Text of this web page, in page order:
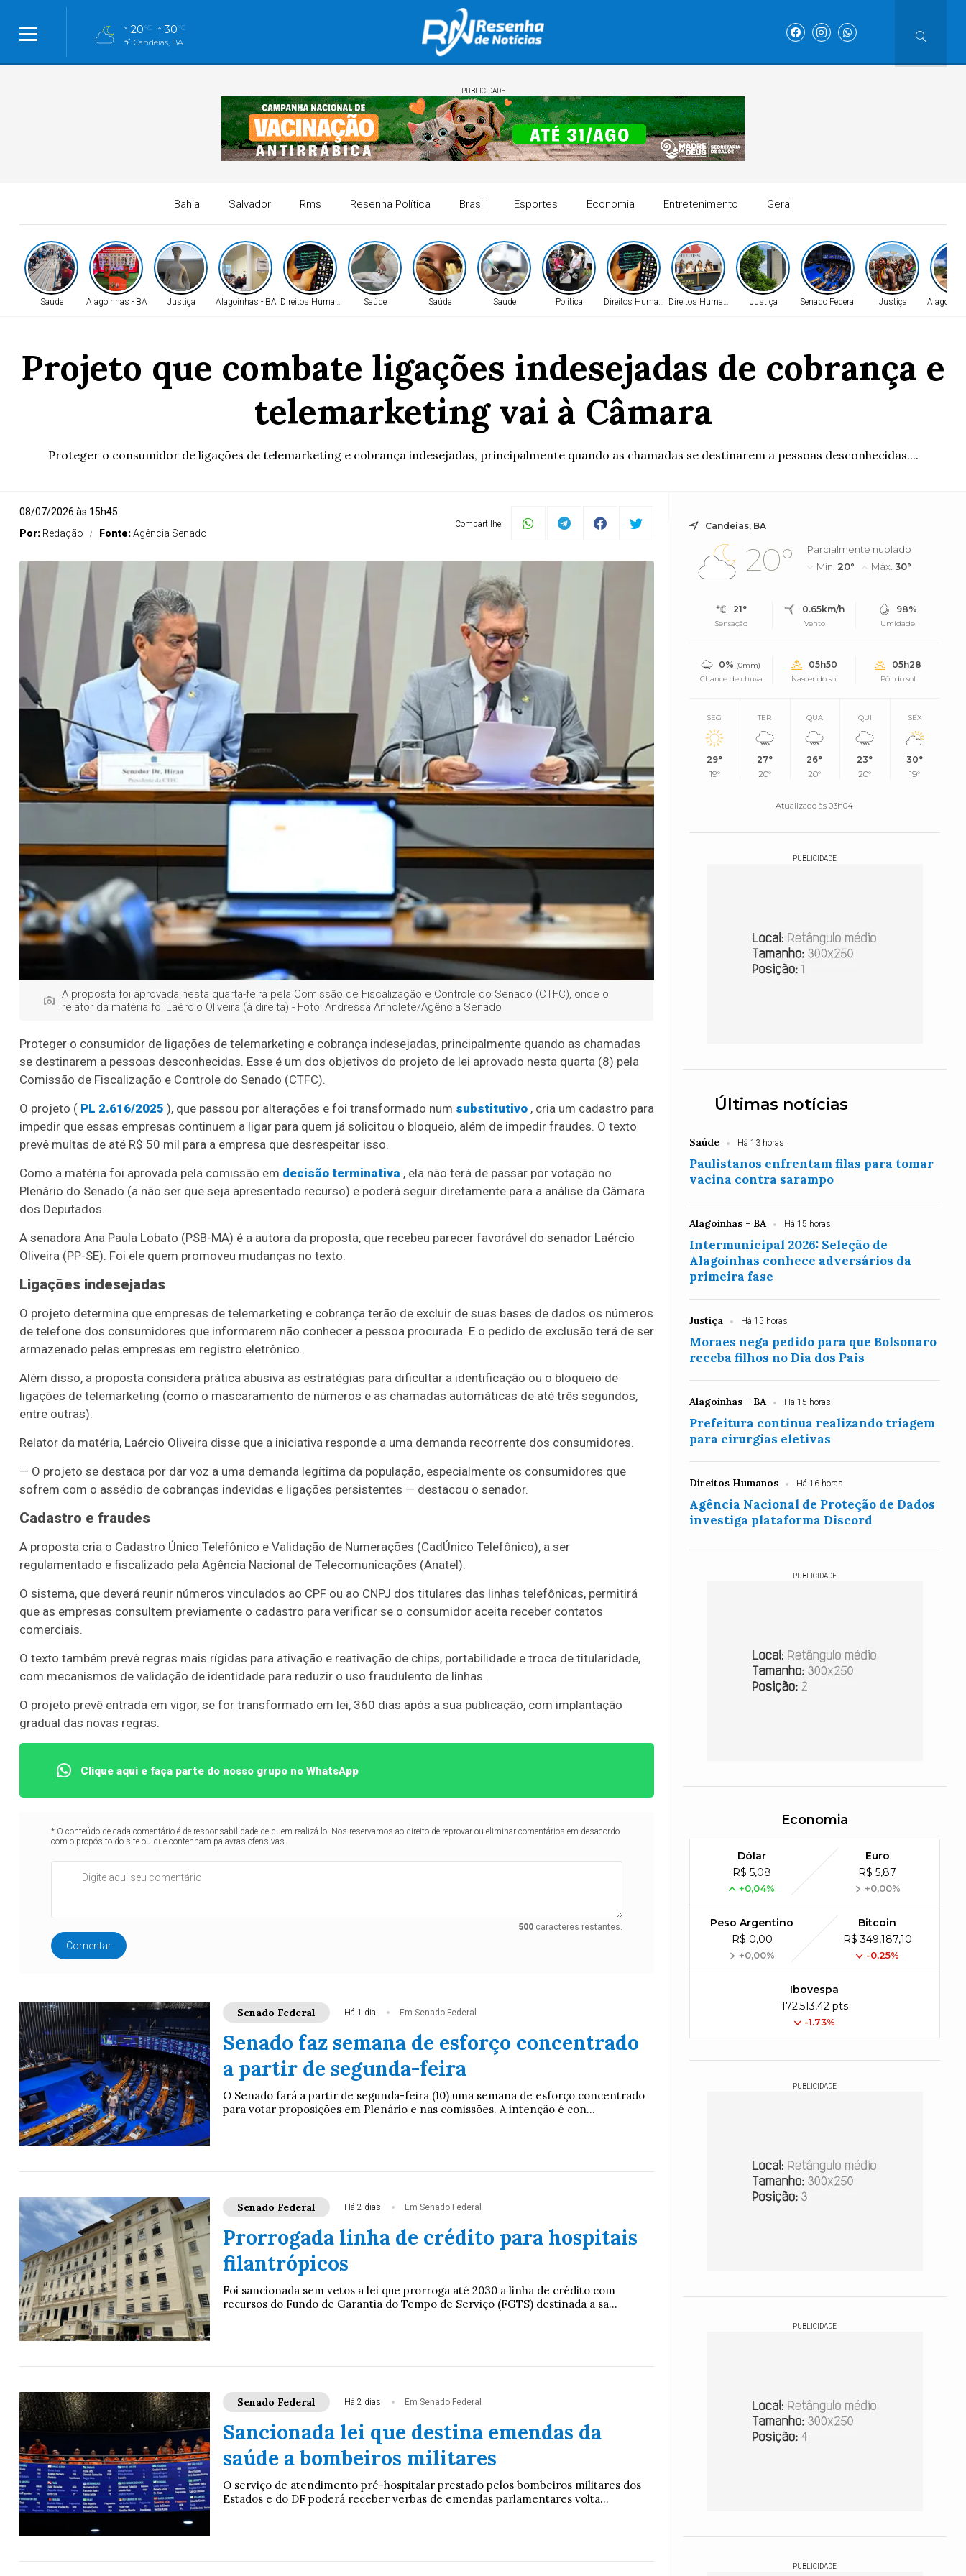
20°C 30°C
Candeias, BA
PUBLICIDADE
Bahia Salvador Rms Resenha Política Brasil Esportes Economia Entretenimento Geral
Saúde Alagoinhas - BA Justiça Alagoinhas - BA Direitos Humanos Saúde Saúde Saúde Política Direitos HumanosDireitos Humanos Justiça Senado Federal Justiça
Projeto que combate ligações indesejadas de cobrança e
telemarketing vai à Câmara
Proteger o consumidor de ligações de telemarketing e cobrança indesejadas, principalmente quando as chamadas se destinarem a pessoas desconhecidas....
08/07/2026 às 15h45
Por: Redação Fonte:Agência Senado
Compartilhe:
A proposta foi aprovada nesta quarta-feira pela Comissão de Fiscalização e Controle do Senado (CTFC), onde o
relator da matéria foi Laércio Oliveira (à direita) - Foto: Andressa Anholete/Agência Senado
Proteger o consumidor de ligações de telemarketing e cobrança indesejadas, principalmente quando as chamadas
se destinarem a pessoas desconhecidas. Esse é um dos objetivos do projeto de lei aprovado nesta quarta (8) pela
Comissão de Fiscalização e Controle do Senado (CTFC).
O projeto ( PL 2.616/2025 ), que passou por alterações e foi transformado num substitutivo , cria um cadastro para
impedir que essas empresas continuem a ligar para quem já solicitou o bloqueio, além de impedir fraudes. O texto
prevê multas de até R$ 50 mil para a empresa que desrespeitar isso.
Como a matéria foi aprovada pela comissão em decisão terminativa , ela não terá de passar por votação no
Plenário do Senado (a não ser que seja apresentado recurso) e poderá seguir diretamente para a análise da Câmara
dos Deputados.
A senadora Ana Paula Lobato (PSB-MA) é a autora da proposta, que recebeu parecer favorável do senador Laércio
Oliveira (PP-SE). Foi ele quem promoveu mudanças no texto.
Ligações indesejadas
O projeto determina que empresas de telemarketing e cobrança terão de excluir de suas bases de dados os números
de telefone dos consumidores que informarem não conhecer a pessoa procurada. E o pedido de exclusão terá de ser
armazenado pelas empresas em registro eletrônico.
Além disso, a proposta considera prática abusiva as estratégias para dificultar a identificação ou o bloqueio de
ligações de telemarketing (como o mascaramento de números e as chamadas automáticas de até três segundos,
entre outras).
Relator da matéria, Laércio Oliveira disse que a iniciativa responde a uma demanda recorrente dos consumidores.
— O projeto se destaca por dar voz a uma demanda legítima da população, especialmente os consumidores que
sofrem com o assédio de cobranças indevidas e ligações persistentes — destacou o senador.
Cadastro e fraudes
A proposta cria o Cadastro Único Telefônico e Validação de Numerações (CadÚnico Telefônico), a ser
regulamentado e fiscalizado pela Agência Nacional de Telecomunicações (Anatel).
O sistema, que deverá reunir números vinculados ao CPF ou ao CNPJ dos titulares das linhas telefônicas, permitirá
que as empresas consultem previamente o cadastro para verificar se o consumidor aceita receber contatos
comerciais.
O texto também prevê regras mais rígidas para ativação e reativação de chips, portabilidade e troca de titularidade,
com mecanismos de validação de identidade para reduzir o uso fraudulento de linhas.
O projeto prevê entrada em vigor, se for transformado em lei, 360 dias após a sua publicação, com implantação
gradual das novas regras.
Clique aqui e faça parte do nosso grupo no WhatsApp
* O conteúdo de cada comentário é de responsabilidade de quem realizá-lo. Nos reservamos ao direito de reprovar ou eliminar comentários em desacordo
com o propósito do site ou que contenham palavras ofensivas.
500caracteres restantes.
Comentar
Senado Federal Há 1 dia Em Senado Federal
Senado faz semana de esforço concentrado
a partir de segunda-feira
O Senado fará a partir de segunda-feira (10) uma semana de esforço concentrado
para votar proposições em Plenário e nas comissões. A intenção é con...
Senado Federal Há 2 dias Em Senado Federal
Prorrogada linha de crédito para hospitais
filantrópicos
Foi sancionada sem vetos a lei que prorroga até 2030 a linha de crédito com
recursos do Fundo de Garantia do Tempo de Serviço (FGTS) destinada a sa...
Senado Federal Há 2 dias Em Senado Federal
Sancionada lei que destina emendas da
saúde a bombeiros militares
O serviço de atendimento pré-hospitalar prestado pelos bombeiros militares dos
Estados e do DF poderá receber verbas de emendas parlamentares volta...
Candeias, BA
20°
Parcialmente nublado
Mín. 20° Máx.30°
21°
Sensação
0.65km/h
Vento
98%
Umidade
0% (0mm)
Chance de chuva
05h50
Nascer do sol
05h28
Pôr do sol
SEG
29°
19°
TER
27°
20°
QUA
26°
20°
QUI
23°
20°
SEX
30°
19°
Atualizado às 03h04
PUBLICIDADE
Últimas notícias
Saúde Há 13 horas
Paulistanos enfrentam filas para tomar
vacina contra sarampo
Alagoinhas - BA Há 15 horas
Intermunicipal 2026: Seleção de
Alagoinhas conhece adversários da
primeira fase
Justiça Há 15 horas
Moraes nega pedido para que Bolsonaro
receba filhos no Dia dos Pais
Alagoinhas - BA Há 15 horas
Prefeitura continua realizando triagem
para cirurgias eletivas
Direitos Humanos Há 16 horas
Agência Nacional de Proteção de Dados
investiga plataforma Discord
PUBLICIDADE
Economia
Dólar
R$ 5,08
+0,04%
Euro
R$ 5,87
+0,00%
Peso Argentino
R$ 0,00
+0,00%
Bitcoin
R$ 349,187,10
-0,25%
Ibovespa
172,513,42 pts
-1.73%
PUBLICIDADE
PUBLICIDADE
PUBLICIDADE